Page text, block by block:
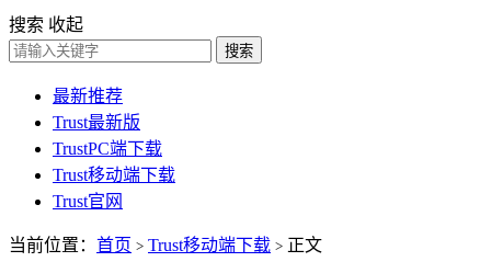
搜索 收起
搜索
最新推荐
Trust最新版
TrustPC端下载
Trust移动端下载
Trust官网
当前位置： 首页 > Trust移动端下载 > 正文